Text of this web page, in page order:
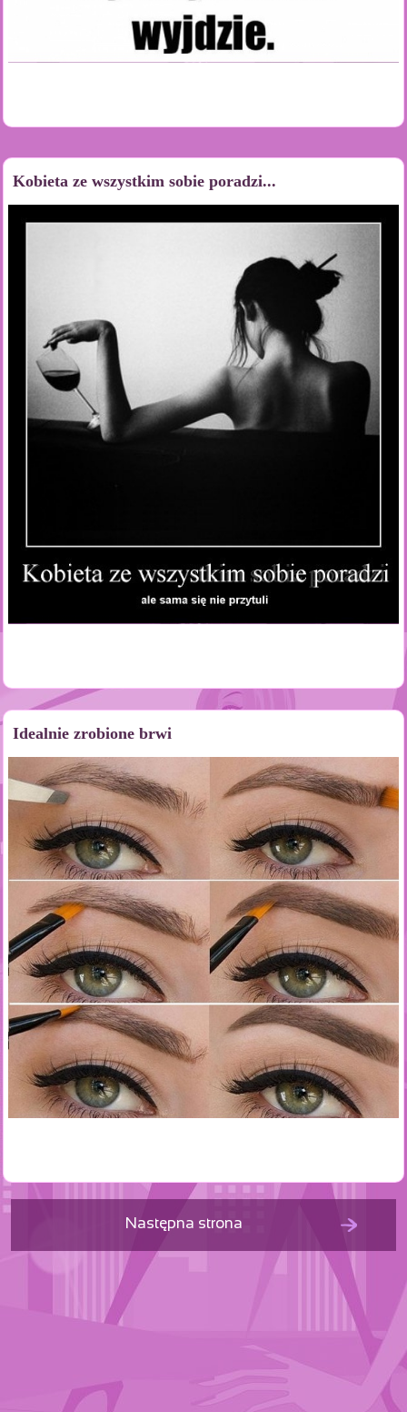
Kobieta ze wszystkim sobie poradzi...
Idealnie zrobione brwi
Następna strona